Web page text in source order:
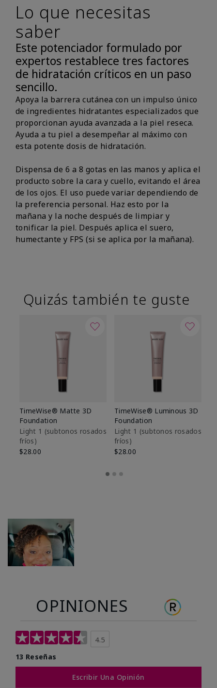
Lo que necesitas
saber
Este potenciador formulado por
expertos restablece tres factores
de hidratación críticos en un paso
sencillo.
Apoya la barrera cutánea con un impulso único
de ingredientes hidratantes especializados que
proporcionan ayuda avanzada a la piel reseca.
Ayuda a tu piel a desempeñar al máximo con
esta potente dosis de hidratación.
Dispensa de 6 a 8 gotas en las manos y aplica el
producto sobre la cara y cuello, evitando el área
de los ojos. El uso puede variar dependiendo de
la preferencia personal. Haz esto por la
mañana y la noche después de limpiar y
tonificar la piel. Después aplica el suero,
humectante y FPS (si se aplica por la mañana).
Quizás también te guste
TimeWise® Matte 3D
Foundation
Light 1​ (subtonos rosados
fríos)
$28.00
TimeWise® Luminous 3D
Foundation
Light 1​ (subtonos rosados
fríos)
$28.00
OPINIONES
4.5
13 Reseñas
Escribir Una Opinión